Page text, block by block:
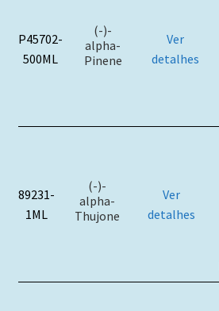
P45702-
500ML
(-)-
alpha-
Pinene
Ver
detalhes
89231-
1ML
(-)-
alpha-
Thujone
Ver
detalhes